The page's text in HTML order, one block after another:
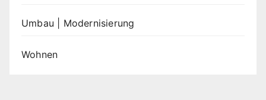
Umbau | Modernisierung
Wohnen